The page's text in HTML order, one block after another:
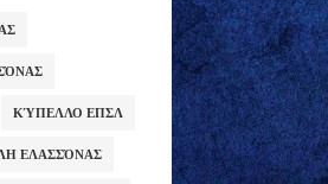
ΚΎΠΕΛΛΟ ΕΠΣΛ
ΕΛΑΣΣΌΝΑΣ